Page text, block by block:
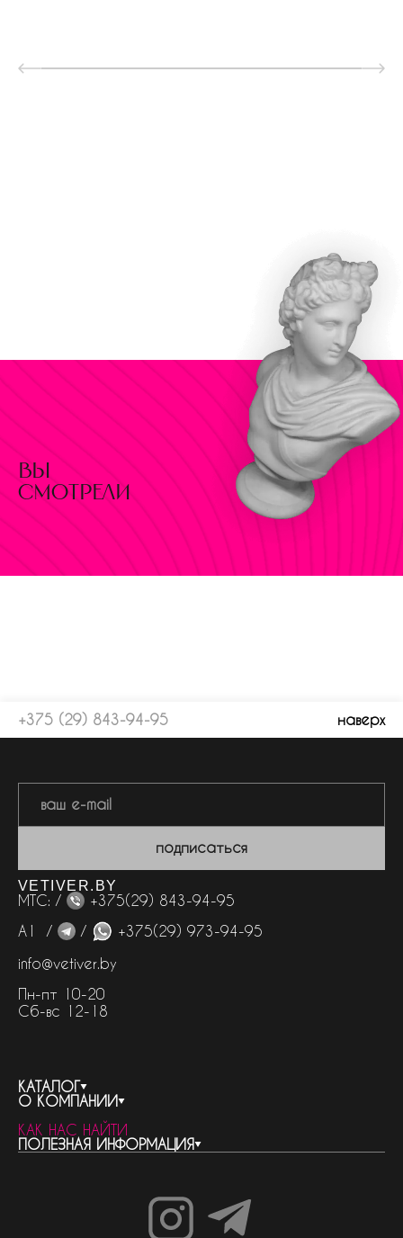
вы
смотрели
+375 (29) 843-94-95 наверх
подписаться
VETIVER.BY
МТС: /
+375(29) 843-94-95
А1 /
/
+375(29) 973-94-95
info@vetiver.by
Пн-пт 10-20
Сб-вс 12-18
КАТАЛОГ
весь каталог
бренды
женская парфюмерия
мужская парфюмерия
унисекс парфюмерия
О КОМПАНИИ
контакты
о компании
доставка и оплата
КАК НАС НАЙТИ
ПОЛЕЗНАЯ ИНФОРМАЦИЯ
как совершить покупку